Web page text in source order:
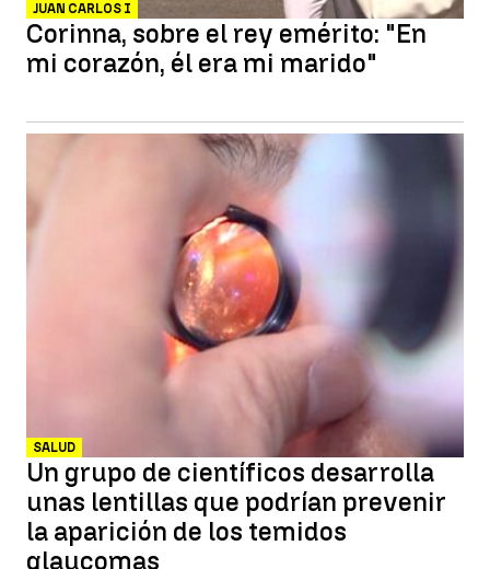
JUAN CARLOS I
Corinna, sobre el rey emérito: "En
mi corazón, él era mi marido"
SALUD
Un grupo de científicos desarrolla
unas lentillas que podrían prevenir
la aparición de los temidos
glaucomas